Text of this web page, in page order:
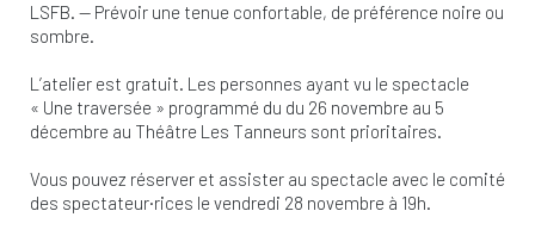
LSFB. — Prévoir une tenue confortable, de préférence noire ou
sombre.
L’atelier est gratuit. Les personnes ayant vu le spectacle
« Une traversée » programmé du du 26 novembre au 5
décembre au Théâtre Les Tanneurs sont prioritaires.
Vous pouvez réserver et assister au spectacle avec le comité
des spectateur·rices le vendredi 28 novembre à 19h.